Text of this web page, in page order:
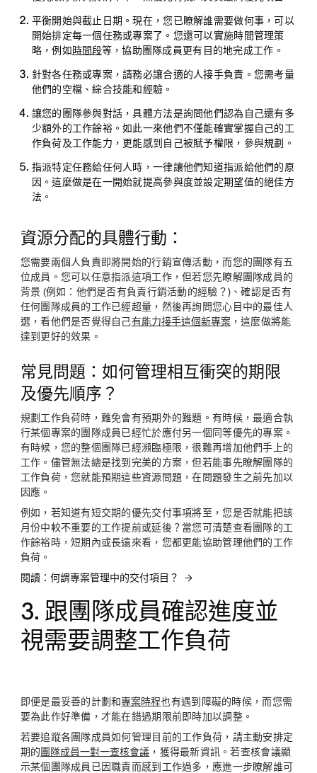
平衡開始與截止日期 。現在，您已瞭解誰需要做何事，可以
開始排定每一個任務或專案了。您還可以實施時間管理策
略，例如時間段等，協助團隊成員更有目的地完成工作。
針對各任務或專案，請務必讓合適的人接手負責 。您需考量
他們的空檔、綜合技能和經驗。
讓您的團隊參與對話 ，具體方法是詢問他們認為自己還有多
少額外的工作餘裕。如此一來他們不僅能確實掌握自己的工
作負荷及工作能力，更能感到自己被賦予權限，參與規劃。
指派特定任務給任何人時，一律讓他們知道指派給他們的原
因 。這麼做是在一開始就提高參與度並設定期望值的絕佳方
法。
資源分配的具體行動：
您需要兩個人負責即將開始的行銷宣傳活動，而您的團隊有五
位成員。您可以任意指派這項工作，但若您先瞭解團隊成員的
背景 (例如：他們是否有負責行銷活動的經驗？)、確認是否有
任何團隊成員的工作已經超量，然後再詢問您心目中的最佳人
選，看他們是否覺得自己有能力接手這個新專案，這麼做將能
達到更好的效果。
常見問題：如何管理相互衝突的期限
及優先順序？
規劃工作負荷時，難免會有預期外的難題。有時候，最適合執
行某個專案的團隊成員已經忙於應付另一個同等優先的專案。
有時候，您的整個團隊已經瀕臨極限，很難再增加他們手上的
工作。儘管無法總是找到完美的方案，但若能事先瞭解團隊的
工作負荷，您就能預期這些資源問題，在問題發生之前先加以
因應。
例如，若知道有短交期的優先交付事項將至，您是否就能把該
月份中較不重要的工作提前或延後？當您可清楚查看團隊的工
作餘裕時，短期內或長遠來看，您都更能協助管理他們的工作
負荷。
閱讀：何謂專案管理中的交付項目？
3. 跟團隊成員確認進度並
視需要調整工作負荷
即便是最妥善的計劃和專案時程也有遇到障礙的時候，而您需
要為此作好準備，才能在錯過期限前即時加以調整。
若要追蹤各團隊成員如何管理目前的工作負荷，請主動安排定
期的團隊成員一對一查核會議 ，獲得最新資訊。若查核會議顯
示某個團隊成員已因職責而感到工作過多，應進一步瞭解誰可